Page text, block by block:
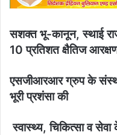
सशक्त भू-कानून, स्थाई
10 प्रतिशत क्षैतिज
एसजीआरआर ग्रुप के
भूरी प्रशंसा की
स्वास्थ्य, चिकित्सा व